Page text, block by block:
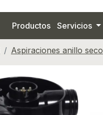
Productos Servicios
Aspiraciones anillo seco